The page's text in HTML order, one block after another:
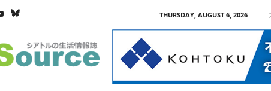
THURSDAY, AUGUST 6, 2026